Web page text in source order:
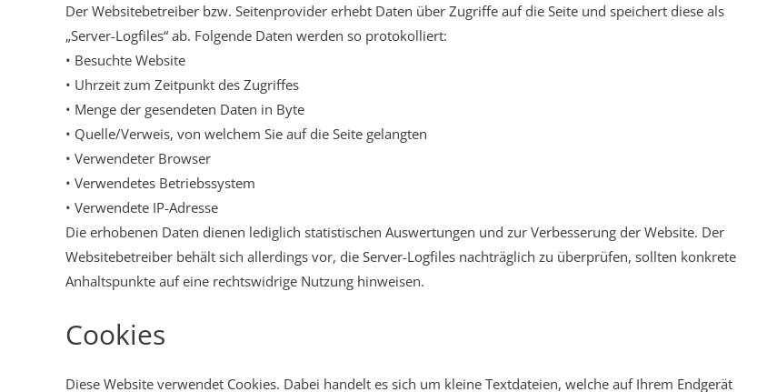
Der Websitebetreiber bzw. Seitenprovider erhebt Daten über Zugriffe auf die Seite und speichert diese als
„Server-Logfiles“ ab. Folgende Daten werden so protokolliert:
• Besuchte Website
• Uhrzeit zum Zeitpunkt des Zugriffes
• Menge der gesendeten Daten in Byte
• Quelle/Verweis, von welchem Sie auf die Seite gelangten
• Verwendeter Browser
• Verwendetes Betriebssystem
• Verwendete IP-Adresse
Die erhobenen Daten dienen lediglich statistischen Auswertungen und zur Verbesserung der Website. Der
Websitebetreiber behält sich allerdings vor, die Server-Logfiles nachträglich zu überprüfen, sollten konkrete
Anhaltspunkte auf eine rechtswidrige Nutzung hinweisen.
Cookies
Diese Website verwendet Cookies. Dabei handelt es sich um kleine Textdateien, welche auf Ihrem Endgerät